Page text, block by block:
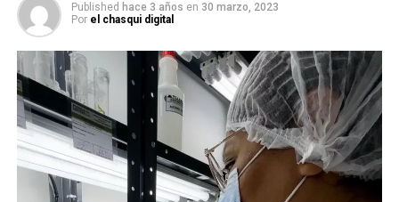
Published hace 3 años en 30 marzo, 2023
Por el chasqui digital